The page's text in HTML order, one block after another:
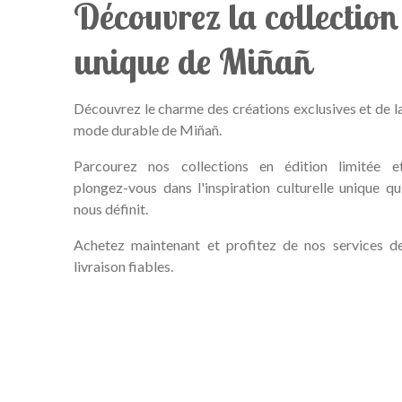
Découvrez la collection
unique de Miñañ
Découvrez le charme des créations exclusives et de
mode durable de Miñañ.
Parcourez nos collections en édition limitée
plongez-vous dans l'inspiration culturelle unique
nous définit.
Achetez maintenant et profitez de nos services
livraison fiables.